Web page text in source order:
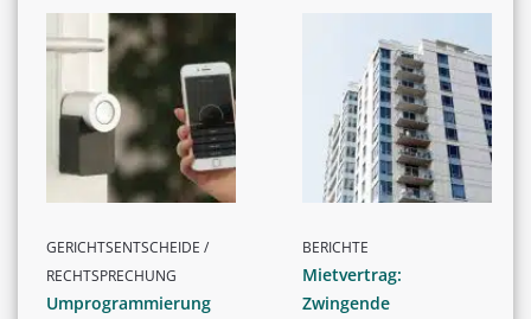
GERICHTSENTSCHEIDE /
RECHTSPRECHUNG
Umprogrammierung
BERICHTE
Mietvertrag:
Zwingende